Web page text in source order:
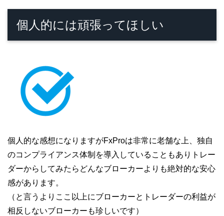
個人的には頑張ってほしい
個人的な感想になりますがFxProは非常に老舗な上、独自
のコンプライアンス体制を導入していることもありトレー
ダーからしてみたらどんなブローカーよりも絶対的な安心
感があります。
（と言うよりここ以上にブローカーとトレーダーの利益が
相反しないブローカーも珍しいです）